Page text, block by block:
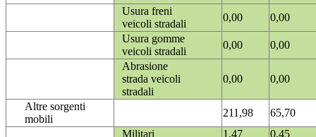
Usura freni
veicoli stradali
0,00
0,00
Usura gomme
veicoli stradali
0,00
0,00
Abrasione
strada veicoli
stradali
0,00 0,00
Altre sorgenti
mobili
211,98
65,70
Militari
1,47
0,45